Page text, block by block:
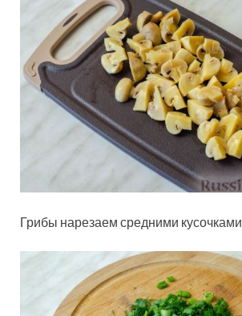
Грибы нарезаем средними кусочками.